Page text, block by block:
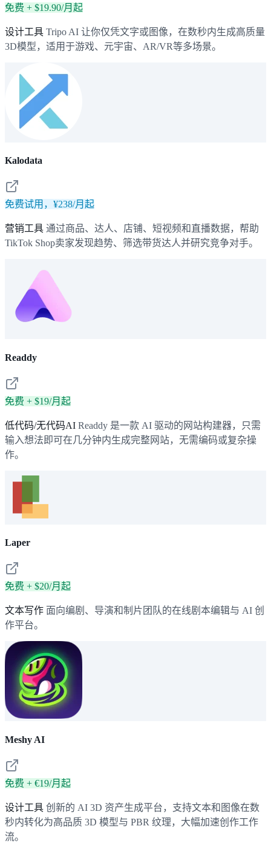
免费 + $19.90/月起
设计工具 Tripo AI 让你仅凭文字或图像，在数秒内生成高质量
3D模型，适用于游戏、元宇宙、AR/VR等多场景。
Kalodata
免费试用，¥238/月起
营销工具 通过商品、达人、店铺、短视频和直播数据，帮助
TikTok Shop卖家发现趋势、筛选带货达人并研究竞争对手。
Readdy
免费 + $19/月起
低代码/无代码AI Readdy 是一款 AI 驱动的网站构建器，只需
输入想法即可在几分钟内生成完整网站，无需编码或复杂操
作。
Laper
免费 + $20/月起
文本写作 面向编剧、导演和制片团队的在线剧本编辑与 AI 创
作平台。
Meshy AI
免费 + €19/月起
设计工具 创新的 AI 3D 资产生成平台，支持文本和图像在数
秒内转化为高品质 3D 模型与 PBR 纹理，大幅加速创作工作
流。